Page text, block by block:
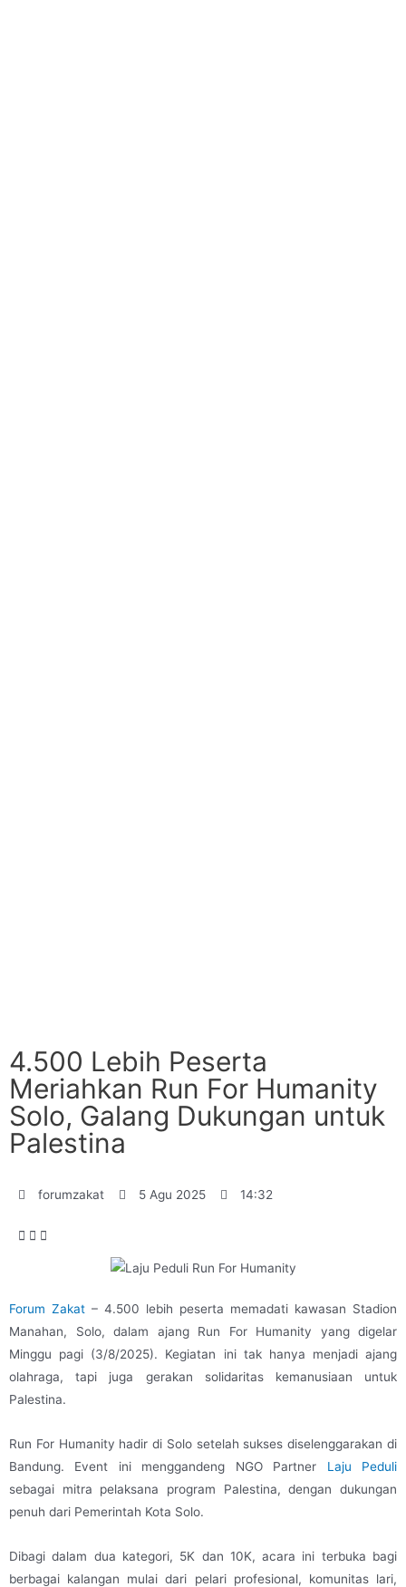
4.500 Lebih Peserta
Meriahkan Run For Humanity
Solo, Galang Dukungan untuk
Palestina
forumzakat 5 Agu 2025 14:32
Forum Zakat – 4.500 lebih peserta memadati kawasan Stadion
Manahan, Solo, dalam ajang Run For Humanity yang digelar
Minggu pagi (3/8/2025). Kegiatan ini tak hanya menjadi ajang
olahraga, tapi juga gerakan solidaritas kemanusiaan untuk
Palestina.
Run For Humanity hadir di Solo setelah sukses diselenggarakan di
Bandung. Event ini menggandeng NGO Partner Laju Peduli
sebagai mitra pelaksana program Palestina, dengan dukungan
penuh dari Pemerintah Kota Solo.
Dibagi dalam dua kategori, 5K dan 10K, acara ini terbuka bagi
berbagai kalangan mulai dari pelari profesional, komunitas lari,